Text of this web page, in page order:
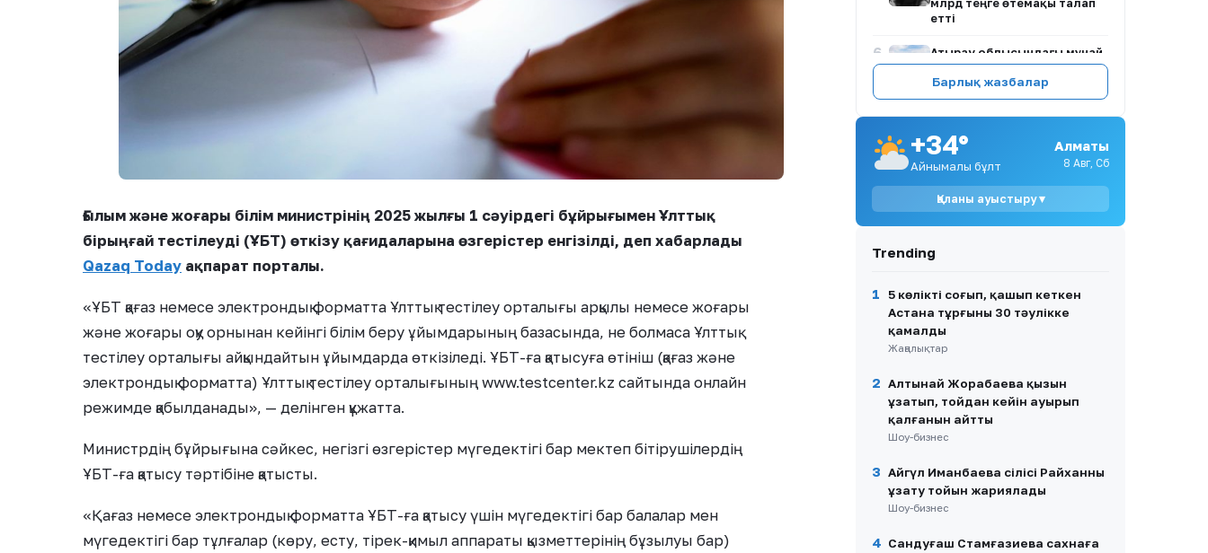
Ғылым және жоғары білім министрінің 2025 жылғы 1 сәуірдегі бұйрығымен Ұлттық
бірыңғай тестілеуді (ҰБТ) өткізу қағидаларына өзгерістер енгізілді, деп хабарлады
Qazaq Today ақпарат порталы.
«ҰБТ қағаз немесе электрондық форматта Ұлттық тестілеу орталығы арқылы немесе жоғары
және жоғары оқу орнынан кейінгі білім беру ұйымдарының базасында, не болмаса Ұлттық
тестілеу орталығы айқындайтын ұйымдарда өткізіледі. ҰБТ-ға қатысуға өтініш (қағаз және
электрондық форматта) Ұлттық тестілеу орталығының www.testcenter.kz сайтында онлайн
режимде қабылданады», — делінген құжатта.
Министрдің бұйрығына сәйкес, негізгі өзгерістер мүгедектігі бар мектеп бітірушілердің
ҰБТ-ға қатысу тәртібіне қатысты.
«Қағаз немесе электрондық форматта ҰБТ-ға қатысу үшін мүгедектігі бар балалар мен
мүгедектігі бар тұлғалар (көру, есту, тірек-қимыл аппараты қызметтерінің бұзылуы бар)
етті
6
Атырау облысындағы мұнай
нысандарының әуе
қорғанысы құпия ма?
7
Ақсу қаласы әкімінің
тексеру талабы: заңды негіз
бар ма?
Алтынай Жорабаева көзіне
жасатқан косметикалық
ота туралы айтты
9
Жүк көліктерінің
шекарасында үш күн
кезекте тұрғанын айтты
10
Астанада кофеханаға кезек
полиция тексерісіне ұласты
Барлық жазбалар
+34°
Айнымалы бұлт
Алматы
8 Авг, Сб
Қаланы ауыстыру ▾
Trending
1
5 көлікті соғып, қашып кеткен
Астана тұрғыны 30 тәулікке
қамалды
Жаңалықтар
2 Алтынай Жорабаева қызын
ұзатып, тойдан кейін ауырып
қалғанын айтты
Шоу-бизнес
3 Айгүл Иманбаева сіңлісі Райханның
ұзату тойын жариялады
Шоу-бизнес
4 Сандуғаш Стамғазиева сахнаға